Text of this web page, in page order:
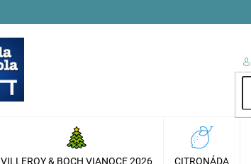
VILLEROY & BOCH VIANOCE 2026 CITRONÁDA